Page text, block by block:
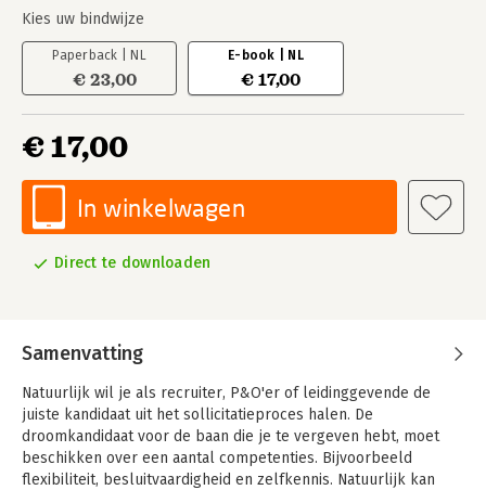
Kies uw bindwijze
Paperback | NL
€ 23,00
E-book | NL
€ 17,00
€ 17,00
In winkelwagen
Direct te downloaden
Samenvatting
Natuurlijk wil je als recruiter, P&O'er of leidinggevende de
juiste kandidaat uit het sollicitatieproces halen. De
droomkandidaat voor de baan die je te vergeven hebt, moet
beschikken over een aantal competenties. Bijvoorbeeld
flexibiliteit, besluitvaardigheid en zelfkennis. Natuurlijk kan